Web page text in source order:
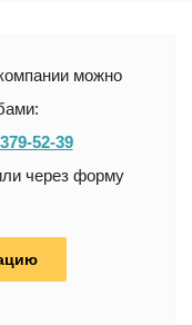
можно
52-39
через форму